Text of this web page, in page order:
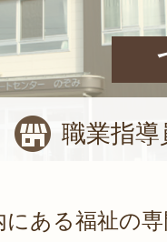
職業指導
にある福祉の